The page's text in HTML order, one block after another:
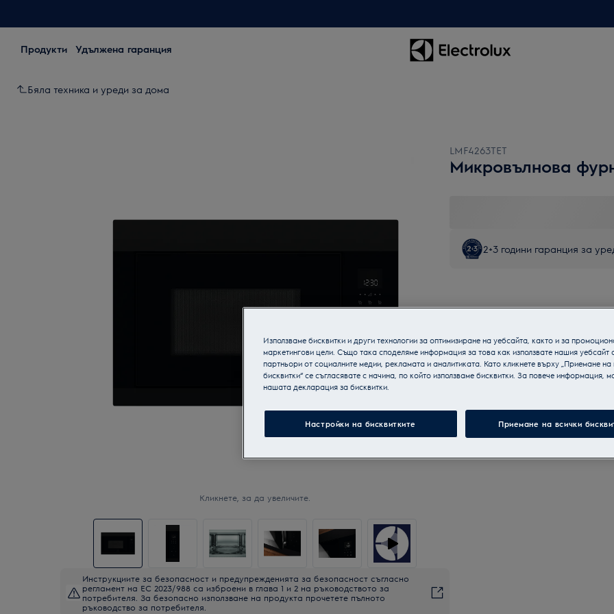
Продукти Удължена гаранция
Бяла техника и уреди за дома
Кликнете, за да увеличите.
Инструкциите за безопасност и предупрежденията за безопасност съгласно
регламент на ЕС 2023/988 са изброени в глава 1 и 2 на ръководството за
потребителя. За безопасно използване на продукта прочетете пълното
ръководство за потребителя.
LMF4263TET
Микровълнова
2+3 години гаранция за
Използваме бисквитки и други технологии за оптимизиране на уебсайта, както и за
маркетингови цели. Също така споделяме информация за това как използвате нашия уебсайт
партньори от социалните медии, рекламата и аналитиката. Като кликнете върху „Приемане на
бисквитки“ се съгласявате с начина, по който използваме бисквитки. За повече информация,
нашата декларация за бисквитки.
Настройки на бисквитките Приемане на всички